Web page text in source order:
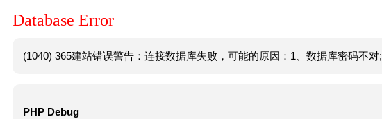
Database Error
(1040) 365建站错误警告：连接数据库失败，可能的原因：1、数据库密码不对;
PHP Debug